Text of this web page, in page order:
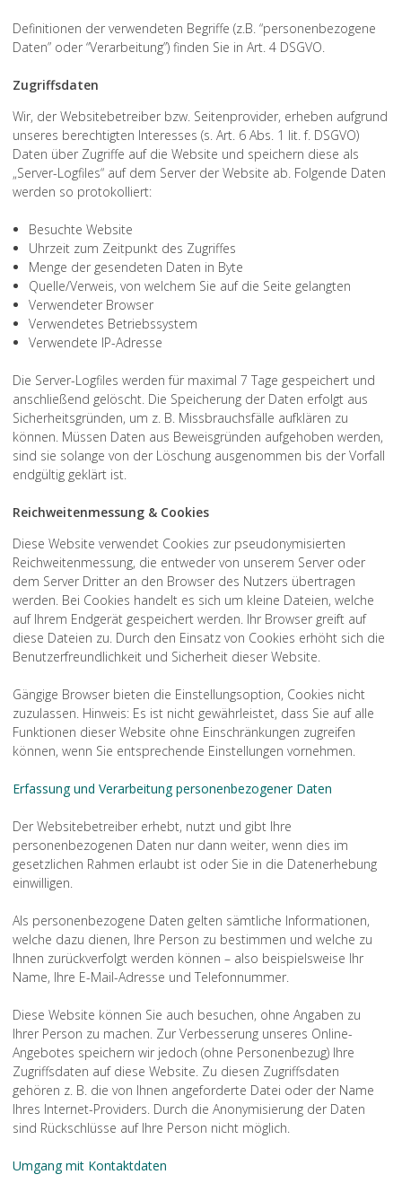
Definitionen der verwendeten Begriffe (z.B. “personenbezogene
Daten” oder “Verarbeitung”) finden Sie in Art. 4 DSGVO.
Zugriffsdaten
Wir, der Websitebetreiber bzw. Seitenprovider, erheben aufgrund
unseres berechtigten Interesses (s. Art. 6 Abs. 1 lit. f. DSGVO)
Daten über Zugriffe auf die Website und speichern diese als
„Server-Logfiles“ auf dem Server der Website ab. Folgende Daten
werden so protokolliert:
Besuchte Website
Uhrzeit zum Zeitpunkt des Zugriffes
Menge der gesendeten Daten in Byte
Quelle/Verweis, von welchem Sie auf die Seite gelangten
Verwendeter Browser
Verwendetes Betriebssystem
Verwendete IP-Adresse
Die Server-Logfiles werden für maximal 7 Tage gespeichert und
anschließend gelöscht. Die Speicherung der Daten erfolgt aus
Sicherheitsgründen, um z. B. Missbrauchsfälle aufklären zu
können. Müssen Daten aus Beweisgründen aufgehoben werden,
sind sie solange von der Löschung ausgenommen bis der Vorfall
endgültig geklärt ist.
Reichweitenmessung & Cookies
Diese Website verwendet Cookies zur pseudonymisierten
Reichweitenmessung, die entweder von unserem Server oder
dem Server Dritter an den Browser des Nutzers übertragen
werden. Bei Cookies handelt es sich um kleine Dateien, welche
auf Ihrem Endgerät gespeichert werden. Ihr Browser greift auf
diese Dateien zu. Durch den Einsatz von Cookies erhöht sich die
Benutzerfreundlichkeit und Sicherheit dieser Website.
Gängige Browser bieten die Einstellungsoption, Cookies nicht
zuzulassen. Hinweis: Es ist nicht gewährleistet, dass Sie auf alle
Funktionen dieser Website ohne Einschränkungen zugreifen
können, wenn Sie entsprechende Einstellungen vornehmen.
Erfassung und Verarbeitung personenbezogener Daten
Der Websitebetreiber erhebt, nutzt und gibt Ihre
personenbezogenen Daten nur dann weiter, wenn dies im
gesetzlichen Rahmen erlaubt ist oder Sie in die Datenerhebung
einwilligen.
Als personenbezogene Daten gelten sämtliche Informationen,
welche dazu dienen, Ihre Person zu bestimmen und welche zu
Ihnen zurückverfolgt werden können – also beispielsweise Ihr
Name, Ihre E-Mail-Adresse und Telefonnummer.
Diese Website können Sie auch besuchen, ohne Angaben zu
Ihrer Person zu machen. Zur Verbesserung unseres Online-
Angebotes speichern wir jedoch (ohne Personenbezug) Ihre
Zugriffsdaten auf diese Website. Zu diesen Zugriffsdaten
gehören z. B. die von Ihnen angeforderte Datei oder der Name
Ihres Internet-Providers. Durch die Anonymisierung der Daten
sind Rückschlüsse auf Ihre Person nicht möglich.
Umgang mit Kontaktdaten